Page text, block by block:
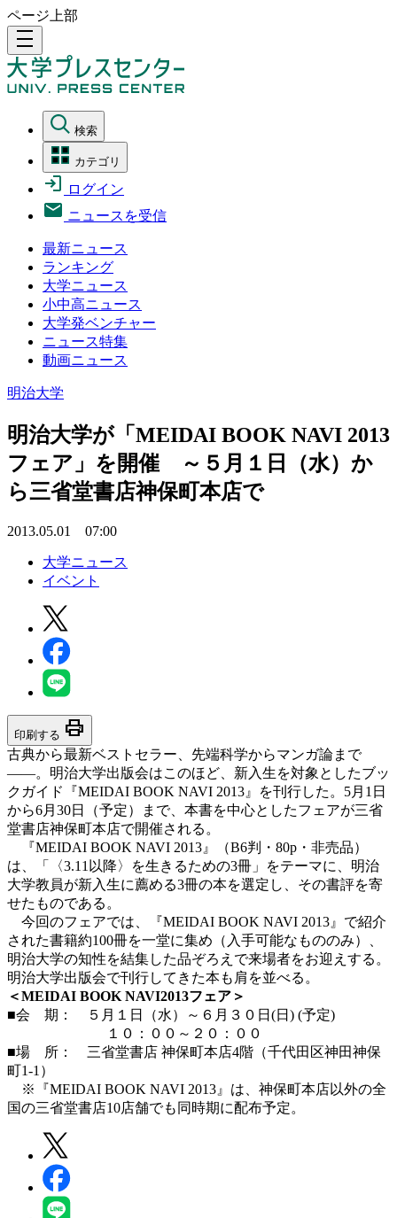
ページ上部
density_medium
検索
カテゴリ
ログイン
ニュースを受信
最新ニュース
ランキング
大学ニュース
小中高ニュース
大学発ベンチャー
ニュース特集
動画ニュース
明治大学
明治大学が「MEIDAI BOOK NAVI 2013
フェア」を開催 ～５月１日（水）か
ら三省堂書店神保町本店で
2013.05.01 07:00
大学ニュース
イベント
印刷する print
古典から最新ベストセラー、先端科学からマンガ論まで
――。明治大学出版会はこのほど、新入生を対象としたブッ
クガイド『MEIDAI BOOK NAVI 2013』を刊行した。5月1日
から6月30日（予定）まで、本書を中心としたフェアが三省
堂書店神保町本店で開催される。
『MEIDAI BOOK NAVI 2013』（B6判・80p・非売品）
は、「〈3.11以降〉を生きるための3冊」をテーマに、明治
大学教員が新入生に薦める3冊の本を選定し、その書評を寄
せたものである。
今回のフェアでは、『MEIDAI BOOK NAVI 2013』で紹介
された書籍約100冊を一堂に集め（入手可能なもののみ）、
明治大学の知性を結集した品ぞろえで来場者をお迎えする。
明治大学出版会で刊行してきた本も肩を並べる。
＜MEIDAI BOOK NAVI2013フェア＞
■会 期： ５月１日（水）～６月３０日(日) (予定)
１０：００～２０：００
■場 所： 三省堂書店 神保町本店4階（千代田区神田神保
町1-1）
※『MEIDAI BOOK NAVI 2013』は、神保町本店以外の全
国の三省堂書店10店舗でも同時期に配布予定。